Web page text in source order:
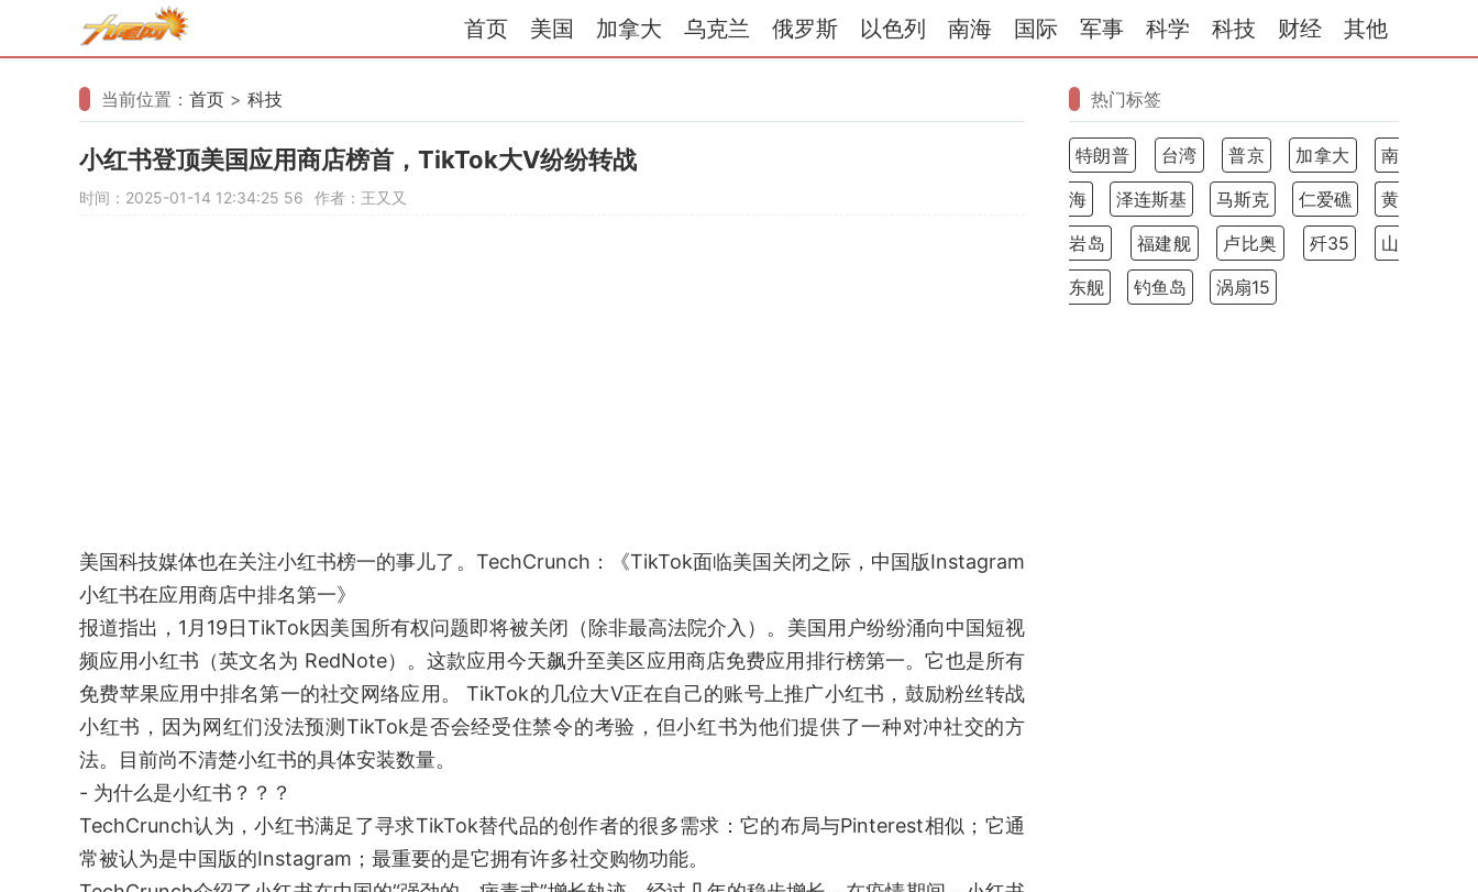
首页 美国 加拿大 乌克兰 俄罗斯 以色列 南海 国际 军事 科学 科技 财经 其他
当前位置： 首页 > 科技
小红书登顶美国应用商店榜首，TikTok大V纷纷转战
时间：2025-01-14 12:34:25 56 作者：王又又
美国科技媒体也在关注小红书榜一的事儿了。TechCrunch：《TikTok面临美国关闭之际，中国版Instagram
小红书在应用商店中排名第一》
报道指出，1月19日TikTok因美国所有权问题即将被关闭（除非最高法院介入）。美国用户纷纷涌向中国短视
频应用小红书（英文名为 RedNote）。这款应用今天飙升至美区应用商店免费应用排行榜第一。它也是所有
免费苹果应用中排名第一的社交网络应用。 TikTok的几位大V正在自己的账号上推广小红书，鼓励粉丝转战
小红书，因为网红们没法预测TikTok是否会经受住禁令的考验，但小红书为他们提供了一种对冲社交的方
法。目前尚不清楚小红书的具体安装数量。
- 为什么是小红书？？？
TechCrunch认为，小红书满足了寻求TikTok替代品的创作者的很多需求：它的布局与Pinterest相似；它通
常被认为是中国版的Instagram；最重要的是它拥有许多社交购物功能。
热门标签
特朗普 台湾 普京 加拿大
南
海
泽连斯基 马斯克 仁爱礁
黄
岩岛
福建舰 卢比奥 歼35
山
东舰
钓鱼岛 涡扇15